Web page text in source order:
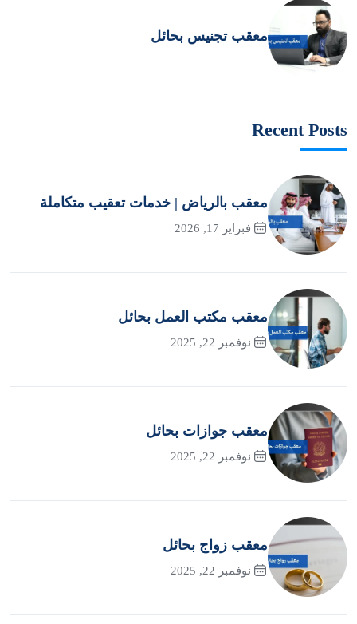
معقب تجنيس بحائل
Recent Posts
معقب بالرياض | خدمات تعقيب متكاملة
فبراير 17, 2026
معقب مكتب العمل بحائل
نوفمبر 22, 2025
معقب جوازات بحائل
نوفمبر 22, 2025
معقب زواج بحائل
نوفمبر 22, 2025